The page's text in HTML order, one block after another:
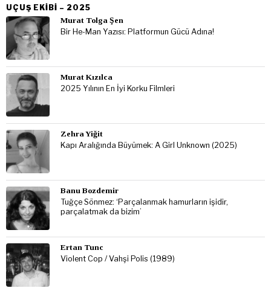
UÇUŞ EKIBI – 2025
Murat Tolga Şen
Bir He-Man Yazısı: Platformun Gücü Adına!
Murat Kızılca
2025 Yılının En İyi Korku Filmleri
Zehra Yiğit
Kapı Aralığında Büyümek: A Girl Unknown (2025)
Banu Bozdemir
Tuğçe Sönmez: ‘Parçalanmak hamurların işidir,
parçalatmak da bizim’
Ertan Tunc
Violent Cop / Vahşi Polis (1989)